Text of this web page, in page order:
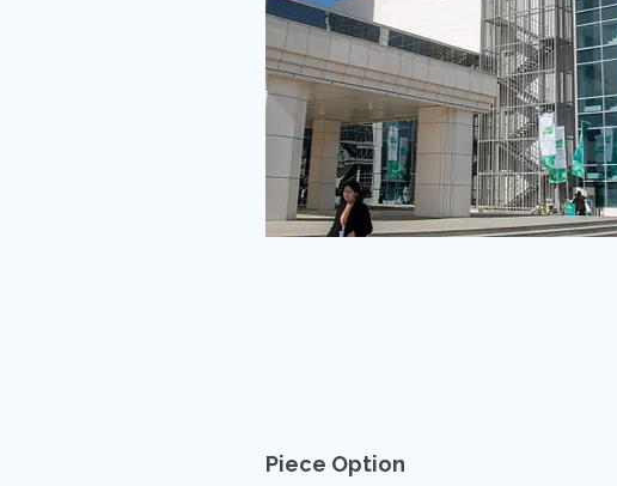
Piece Option